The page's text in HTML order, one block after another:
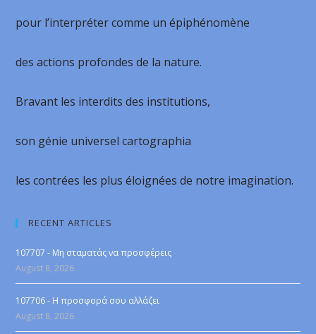
pour l’interpréter comme un épiphénomène
des actions profondes de la nature.
Bravant les interdits des institutions,
son génie universel cartographia
les contrées les plus éloignées de notre imagination.
RECENT ARTICLES
107707 - Μη σταματάς να προσφέρεις
August 8, 2026
107706 - Η προσφορά σου αλλάζει
August 8, 2026